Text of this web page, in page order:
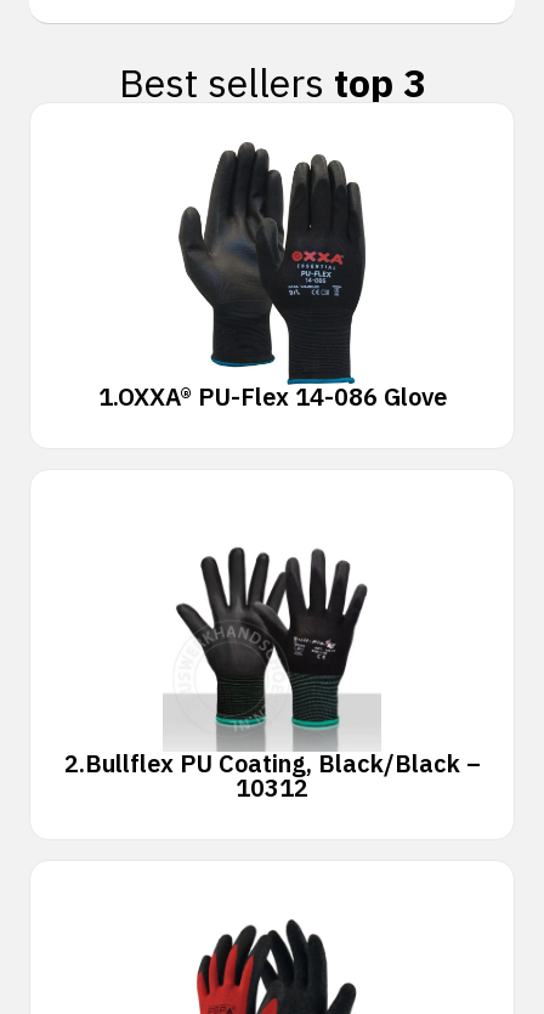
Best sellers top 3
1.OXXA® PU-Flex 14-086 Glove
2.Bullflex PU Coating, Black/Black –
10312